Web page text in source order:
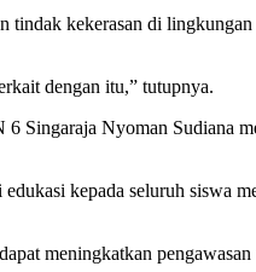
kekerasan di
dengan itu,” tutupnya.
Singaraja Nyoman Sudiana
kepada seluruh siswa
meningkatkan